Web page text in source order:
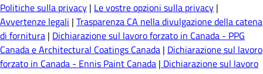
Politiche sulla privacy | Le vostre opzioni sulla privacy |
Avvertenze legali | Trasparenza CA nella divulgazione della catena
di fornitura | Dichiarazione sul lavoro forzato in Canada - PPG
Canada e Architectural Coatings Canada | Dichiarazione sul lavoro
forzato in Canada - Ennis Paint Canada | Dichiarazione sul lavoro